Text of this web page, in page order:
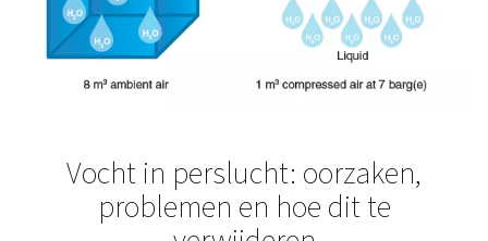
De farmaceutische sector behoort tot de meest
industrieën. Om een goede reden. De producten
farmaceutische fabrieken worden geproduceerd,
begint met zeer schone perslucht.